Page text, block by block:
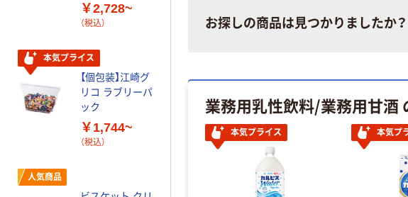
お探しの商品は見つかりましたか？
業務用乳性飲料/業務用甘酒
本気プライス 本気プ
￥2,728~
（税込）
本気プライス
【個包装】江崎グ
リコ ラブリーパ
ック
￥1,744~
（税込）
人気商品
（税込）
ビスコ 大袋アソ
量 個包装
￥1,358~
（税込）
ッツ
人気商品
グリ
崎グ
メル
￥